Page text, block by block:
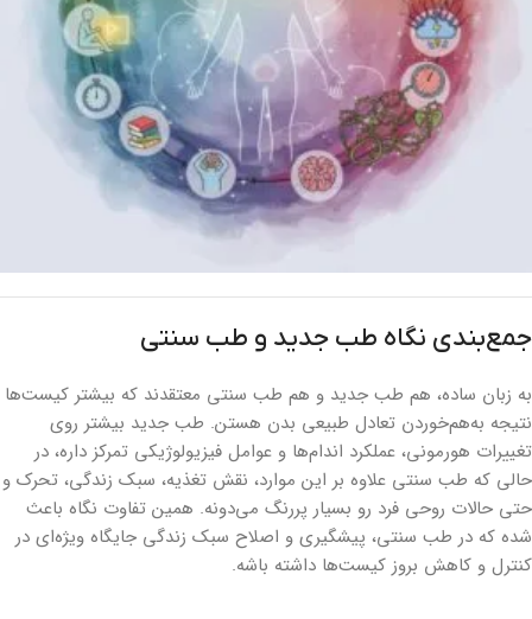
جمع‌بندی نگاه طب جدید و طب سنتی
به زبان ساده، هم طب جدید و هم طب سنتی معتقدند که بیشتر کیست‌ها
نتیجه به‌هم‌خوردن تعادل طبیعی بدن هستن. طب جدید بیشتر روی
تغییرات هورمونی، عملکرد اندام‌ها و عوامل فیزیولوژیکی تمرکز داره، در
حالی که طب سنتی علاوه بر این موارد، نقش تغذیه، سبک زندگی، تحرک و
حتی حالات روحی فرد رو بسیار پررنگ می‌دونه. همین تفاوت نگاه باعث
شده که در طب سنتی، پیشگیری و اصلاح سبک زندگی جایگاه ویژه‌ای در
کنترل و کاهش بروز کیست‌ها داشته باشه.